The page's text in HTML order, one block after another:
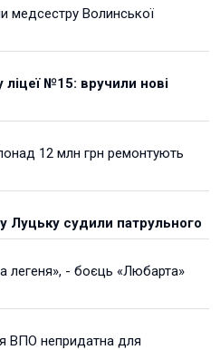
медсестру Волинської
№15: вручили нові
12 млн грн ремонтують
Луцьку судили патрульного
легеня», - боєць «Любарта»
ВПО непридатна для